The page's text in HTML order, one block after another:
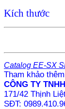
Kích thước
Catalog EE-SX
Tham khảo
CÔNG TY
171/42 Thịnh
SĐT: